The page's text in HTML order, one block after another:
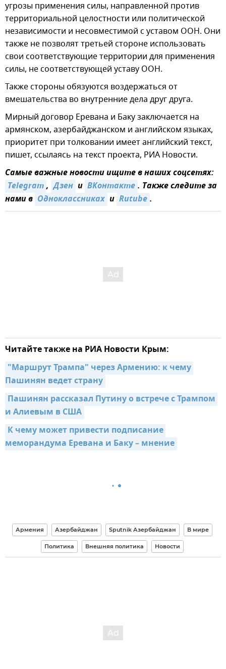
угрозы применения силы, направленной против
территориальной целостности или политической
независимости и несовместимой с уставом ООН. Они
также не позволят третьей стороне использовать
свои соответствующие территории для применения
силы, не соответствующей уставу ООН.
Также стороны обязуются воздержаться от
вмешательства во внутренние дела друг друга.
Мирный договор Еревана и Баку заключается на
армянском, азербайджанском и английском языках,
приоритет при толковании имеет английский текст,
пишет, ссылаясь на текст проекта, РИА Новости.
Самые важные новости ищите в наших соцсетях:
Telegram, Дзен и ВКонтакте. Также следите за
нами в Одноклассниках и Rutube.
Читайте также на РИА Новости Крым:
"Маршрут Трампа" через Армению: к чему
Пашинян ведет страну
Пашинян рассказал Путину о встрече с Трампом
и Алиевым в США
К чему может привести подписание
меморандума Еревана и Баку – мнение
Армения Азербайджан Sputnik Азербайджан В мире
Политика Внешняя политика Новости